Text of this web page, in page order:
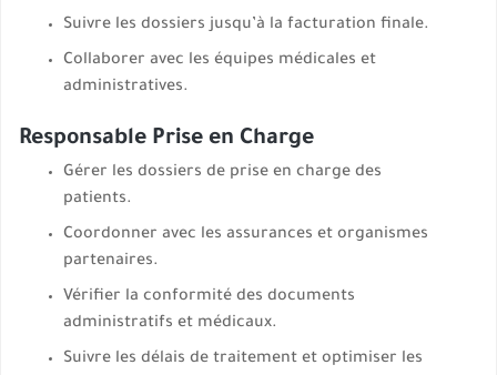
Suivre les dossiers jusqu’à la facturation finale.
Collaborer avec les équipes médicales et
administratives.
Responsable Prise en Charge
Gérer les dossiers de prise en charge des
patients.
Coordonner avec les assurances et organismes
partenaires.
Vérifier la conformité des documents
administratifs et médicaux.
Suivre les délais de traitement et optimiser les